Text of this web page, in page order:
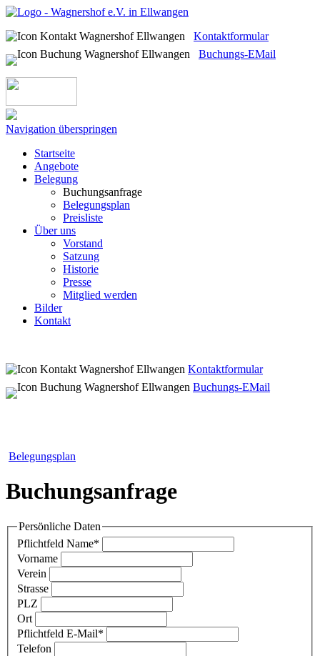
Kontaktformular
Buchungs-EMail
Navigation überspringen
Startseite
Angebote
Belegung
Buchungsanfrage
Belegungsplan
Preisliste
Über uns
Vorstand
Satzung
Historie
Presse
Mitglied werden
Bilder
Kontakt
Kontaktformular
Buchungs-EMail
Belegungsplan
Buchungsanfrage
Persönliche Daten
Pflichtfeld Name*
Vorname
Verein
Strasse
PLZ
Ort
Pflichtfeld E-Mail*
Telefon